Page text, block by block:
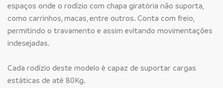
espaços onde o rodízio com chapa giratória não suporta,
como carrinhos, macas, entre outros. Conta com freio,
permitindo o travamento e assim evitando movimentações
indesejadas.
Cada rodízio deste modelo é capaz de suportar cargas
estáticas de até 80Kg.